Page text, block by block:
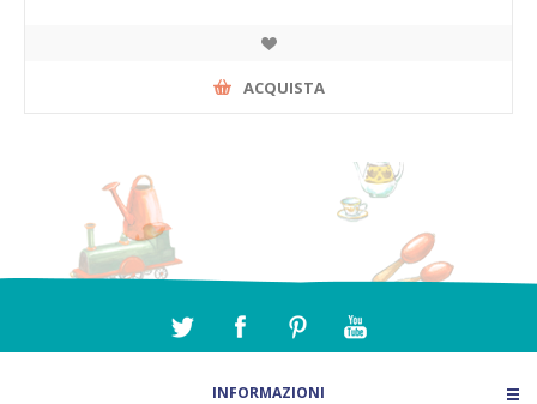
ACQUISTA
INFORMAZIONI